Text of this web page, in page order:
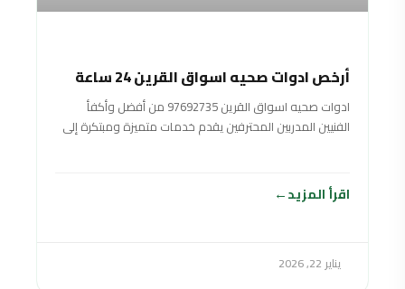
أرخص ادوات صحيه اسواق القرين 24 ساعة
ادوات صحيه اسواق القرين 97692735 من أفضل وأكفأ
الفنيين المدربين المحترفين يقدم خدمات متميزة ومبتكرة إلى
اقرأ المزيد
يناير 22, 2026